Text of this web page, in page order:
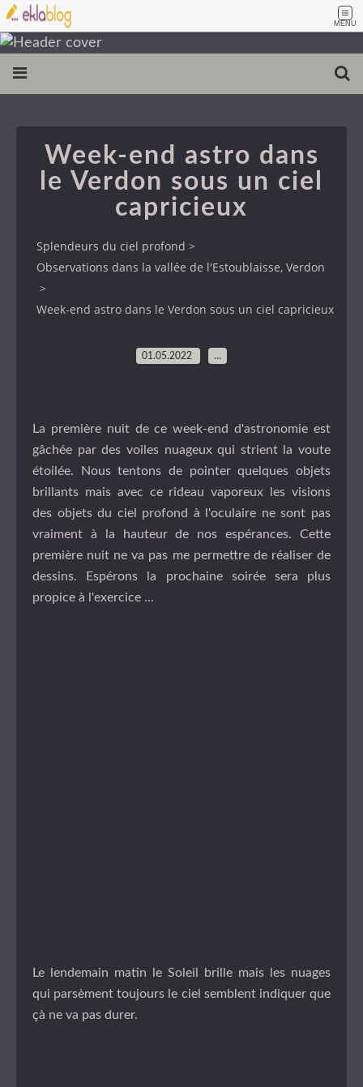
MENU
Week-end astro dans
le Verdon sous un ciel
capricieux
Splendeurs du ciel profond >
Observations dans la vallée de l'Estoublaisse, Verdon
>
Week-end astro dans le Verdon sous un ciel capricieux
01.05.2022 …
La première nuit de ce week-end d'astronomie est
gâchée par des voiles nuageux qui strient la voute
étoilée. Nous tentons de pointer quelques objets
brillants mais avec ce rideau vaporeux les visions
des objets du ciel profond à l'oculaire ne sont pas
vraiment à la hauteur de nos espérances. Cette
première nuit ne va pas me permettre de réaliser de
dessins. Espérons la prochaine soirée sera plus
propice à l'exercice ...
Le lendemain matin le Soleil brille mais les nuages
qui parsèment toujours le ciel semblent indiquer que
çà ne va pas durer.